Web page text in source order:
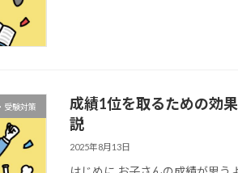
受験対策
成績1位を取るための効
説
2025年8月13日